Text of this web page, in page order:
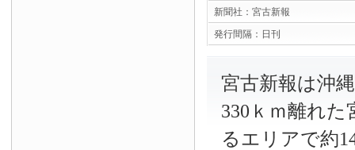
新聞社： 宮古新報
発行間隔： 日刊
宮古新報は沖
330ｋｍ離れ
るエリアで約